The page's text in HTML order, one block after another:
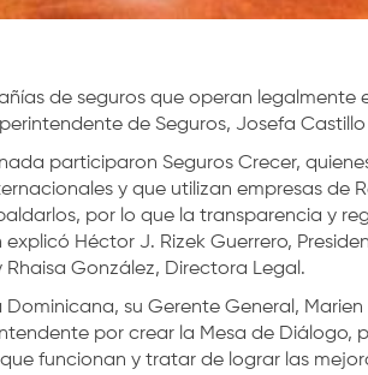
de seguros que operan
de Seguros, Josefa Castillo
participaron Seguros Crecer,
y que utilizan empresas de
por lo que la transparencia y
Héctor J. Rizek Guerrero,
Rhaisa González, Directora Legal.
su Gerente General,
por crear la Mesa de Diálogo,
funcionan y tratar de lograr las